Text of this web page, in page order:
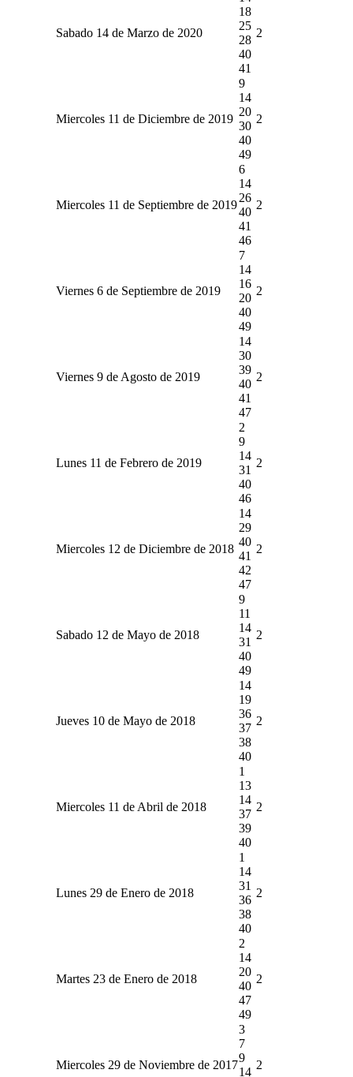
Sabado 14 de Marzo de 2020
18
25
28
40
41
2
Miercoles 11 de Diciembre de 2019
9
14
20
30
40
49
2
Miercoles 11 de Septiembre de 2019
6
14
26
40
41
46
2
Viernes 6 de Septiembre de 2019
7
14
16
20
40
49
2
Viernes 9 de Agosto de 2019
14
30
39
40
41
47
2
Lunes 11 de Febrero de 2019
2
9
14
31
40
46
2
Miercoles 12 de Diciembre de 2018
14
29
40
41
42
47
2
Sabado 12 de Mayo de 2018
9
11
14
31
40
49
2
Jueves 10 de Mayo de 2018
14
19
36
37
38
40
2
Miercoles 11 de Abril de 2018
1
13
14
37
39
40
2
Lunes 29 de Enero de 2018
1
14
31
36
38
40
2
Martes 23 de Enero de 2018
2
14
20
40
47
49
2
Miercoles 29 de Noviembre de 2017
3
7
9
14
2